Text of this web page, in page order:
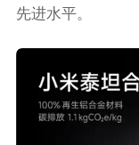
先进水平。